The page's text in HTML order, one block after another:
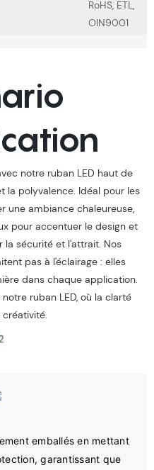
RoHS, ETL,
OIN9001
notre ruban LED haut de
la polyvalence. Idéal pour les
une ambiance chaleureuse,
pour accentuer le design et
la sécurité et l'attrait. Nos
pas à l'éclairage : elles
dans chaque application.
ruban LED, où la clarté
emballés en mettant
garantissant que